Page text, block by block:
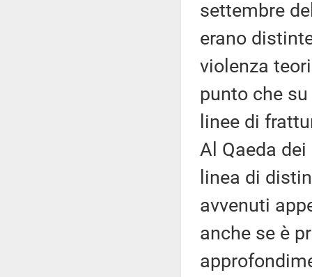
settembre
erano
violenza
punto che
linee di
Al Qaeda
linea di
avvenuti
anche se è